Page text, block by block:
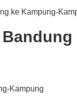
ke Kampung-